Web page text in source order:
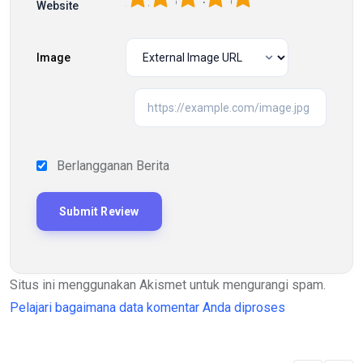
Website
Image
Berlangganan Berita
Situs ini menggunakan Akismet untuk mengurangi spam.
Pelajari bagaimana data komentar Anda diproses